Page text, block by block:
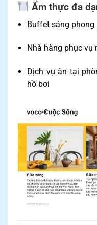
Ẩm thực đa
Buffet sáng phong
Nhà hàng phục vụ
Dịch vụ ăn tại
hồ bơi